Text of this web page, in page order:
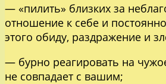
— «пилить» близких за
отношение к себе и
этого обиду, раздражение и
— бурно реагировать на
не совпадает с вашим;